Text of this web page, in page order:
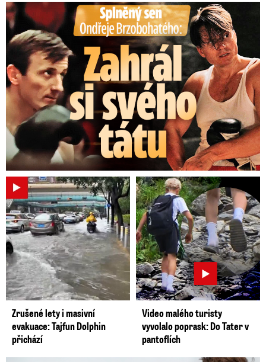
Splněný sen Ondřeje Brzobohatého: Zahrál si svého tátu
Zrušené lety i masivní
evakuace: Tajfun Dolphin
přichází
Video malého turisty
vyvolalo poprask: Do Tater v
pantoflích